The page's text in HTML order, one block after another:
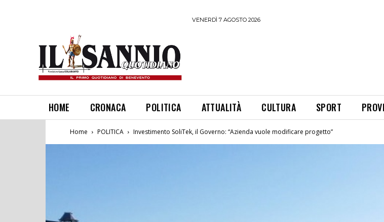
VENERDÌ 7 AGOSTO 2026
HOME CRONACA POLITICA ATTUALITÀ CULTURA SPORT
Home POLITICA Investimento SoliTek, il Governo: “Azienda vuole modificare progetto”